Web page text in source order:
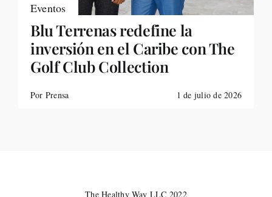
Eventos
Blu Terrenas redefine la
inversión en el Caribe con The
Golf Club Collection
Por Prensa 1 de julio de 2026
The Healthy Way LLC 2022